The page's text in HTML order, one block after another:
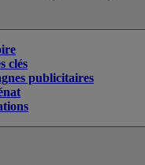
clés
publicitaires